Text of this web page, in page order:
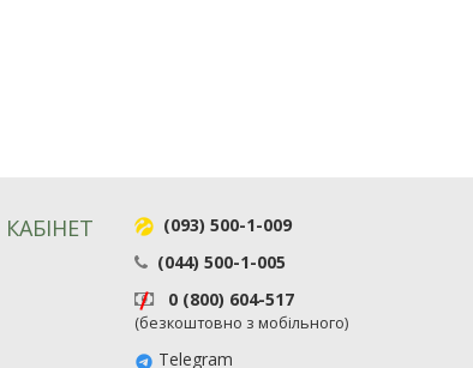
(093) 500-1-009
(044) 500-1-005
0 (800) 604-517
(безкоштовно з мобільного)
Telegram